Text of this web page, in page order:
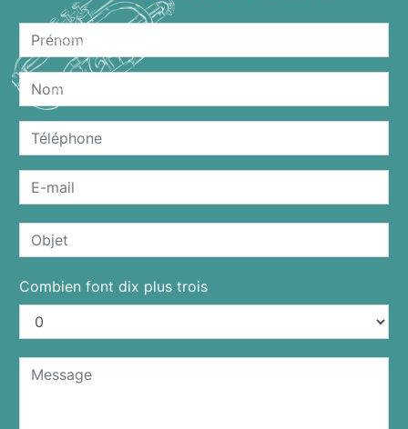
Combien font dix plus trois